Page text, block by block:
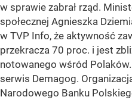
w sprawie zabrał rząd.
społecznej Agnieszka
w TVP Info, że aktywność
przekracza 70 proc. i jest
notowanego wśród
serwis Demagog.
Narodowego Banku